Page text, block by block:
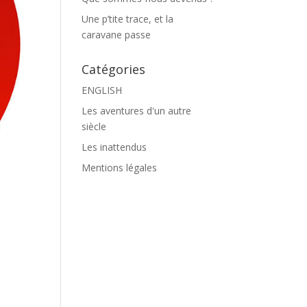
Une p’tite trace, et la
caravane passe
Catégories
ENGLISH
Les aventures d'un autre
siècle
Les inattendus
Mentions légales